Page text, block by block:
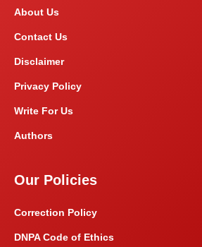
About Us
Contact Us
Disclaimer
Privacy Policy
Write For Us
Authors
Our Policies
Correction Policy
DNPA Code of Ethics